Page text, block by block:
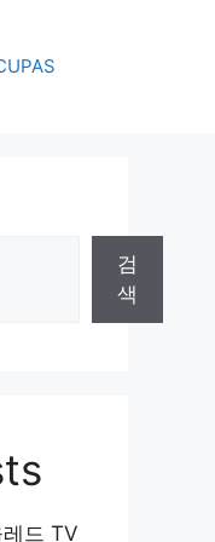
검
색
드 TV